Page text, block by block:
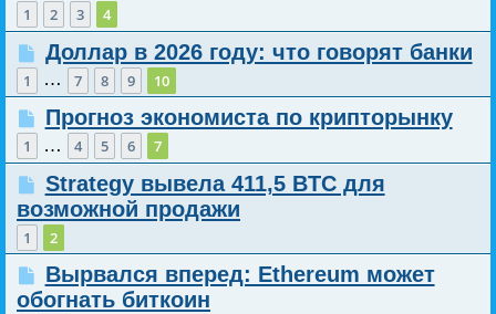
1 2 3 4
Доллар в 2026 году: что говорят банки
1 … 7 8 9 10
Прогноз экономиста по крипторынку
1 … 4 5 6 7
Strategy вывела 411,5 BTC для
возможной продажи
1 2
Вырвался вперед: Ethereum может
обогнать биткоин